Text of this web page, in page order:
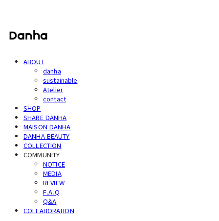
ABOUT
danha
sustainable
Atelier
contact
SHOP
SHARE DANHA
MAISON DANHA
DANHA BEAUTY
COLLECTION
COMMUNITY
NOTICE
MEDIA
REVIEW
F.A.Q
Q&A
COLLABORATION